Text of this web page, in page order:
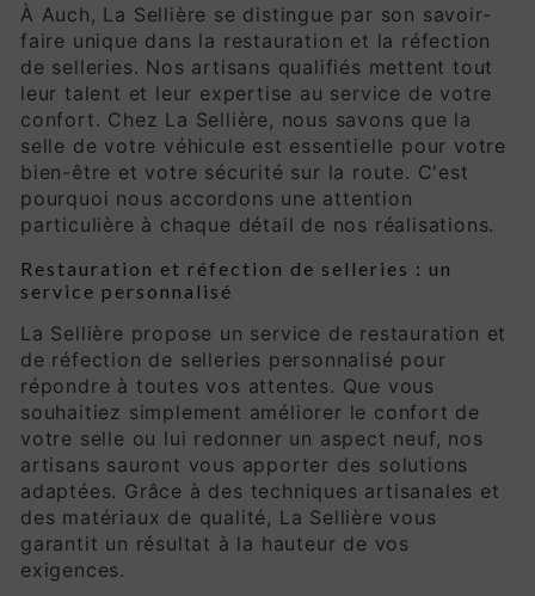
À Auch, La Sellière se distingue par son savoir-
faire unique dans la restauration et la réfection
de selleries. Nos artisans qualifiés mettent tout
leur talent et leur expertise au service de votre
confort. Chez La Sellière, nous savons que la
selle de votre véhicule est essentielle pour votre
bien-être et votre sécurité sur la route. C'est
pourquoi nous accordons une attention
particulière à chaque détail de nos réalisations.
Restauration et réfection de selleries : un
service personnalisé
La Sellière propose un service de restauration et
de réfection de selleries personnalisé pour
répondre à toutes vos attentes. Que vous
souhaitiez simplement améliorer le confort de
votre selle ou lui redonner un aspect neuf, nos
artisans sauront vous apporter des solutions
adaptées. Grâce à des techniques artisanales et
des matériaux de qualité, La Sellière vous
garantit un résultat à la hauteur de vos
exigences.